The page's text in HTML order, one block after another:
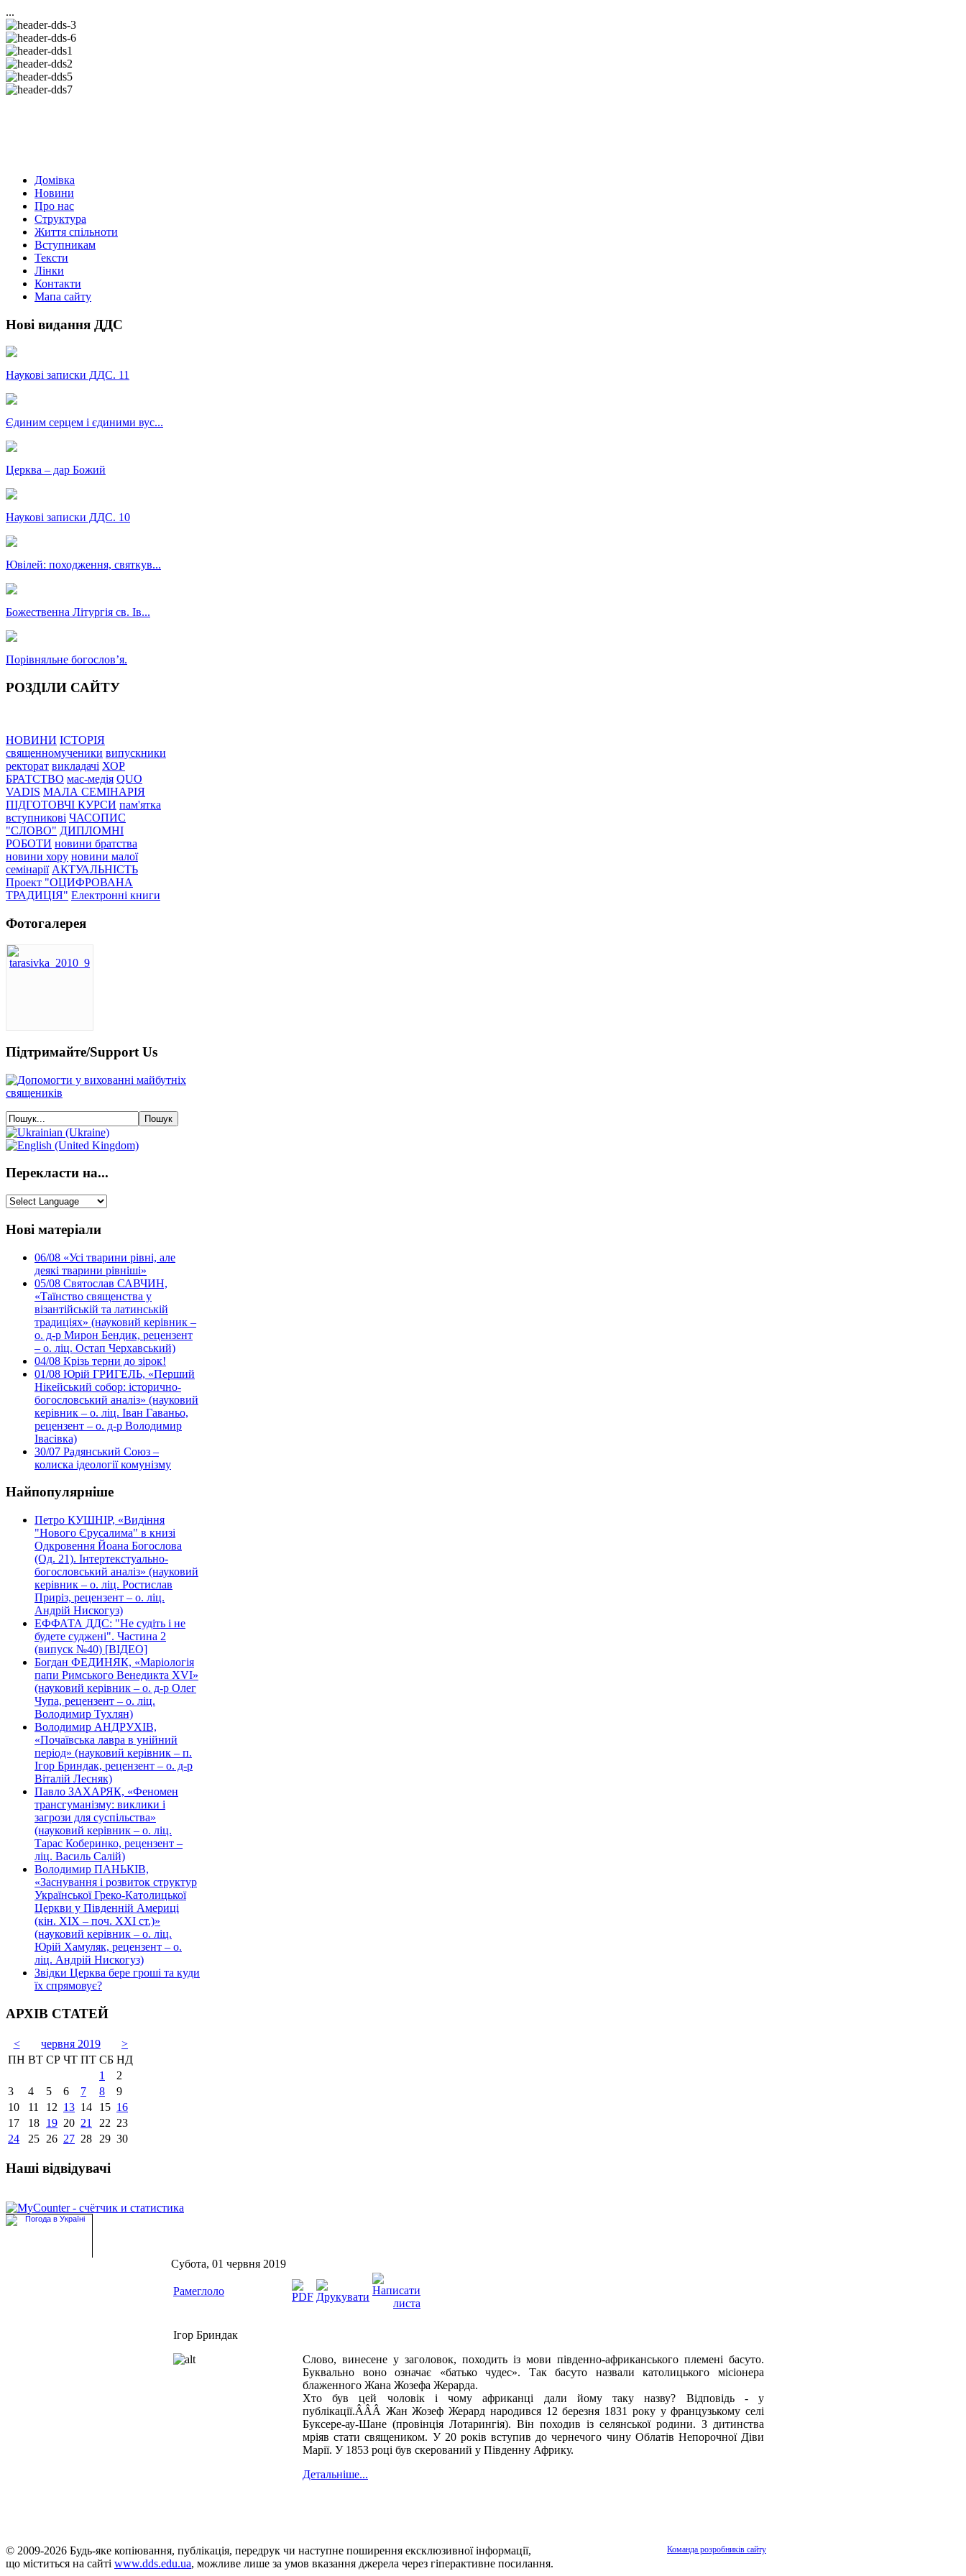
...
Домівка
Новини
Про нас
Структура
Життя спільноти
Вступникам
Тексти
Лінки
Контакти
Мапа сайту
Нові видання ДДС
Наукові записки ДДС. 11
Єдиним серцем і єдиними вус...
Церква – дар Божий
Наукові записки ДДС. 10
Ювілей: походження, святкув...
Божественна Літургія св. Ів...
Порівняльне богословʼя.
РОЗДІЛИ САЙТУ
НОВИНИ ІСТОРІЯ
священномученики випускники
ректорат викладачі ХОР
БРАТСТВО мас-медія QUO
VADIS МАЛА СЕМІНАРІЯ
ПІДГОТОВЧІ КУРСИ пам'ятка
вступникові ЧАСОПИС
"СЛОВО" ДИПЛОМНІ
РОБОТИ новини братства
новини хору новини малої
семінарії АКТУАЛЬНІСТЬ
Проект "ОЦИФРОВАНА
ТРАДИЦІЯ" Електронні книги
Фотогалерея
Підтримайте/Support Us
Перекласти на...
Нові матеріали
06/08 «Усі тварини рівні, але
деякі тварини рівніші»
05/08 Святослав САВЧИН,
«Таїнство священства у
візантійській та латинській
традиціях» (науковий керівник –
о. д-р Мирон Бендик, рецензент
– о. ліц. Остап Черхавський)
04/08 Крізь терни до зірок!
01/08 Юрій ГРИГЕЛЬ, «Перший
Нікейський собор: історично-
богословський аналіз» (науковий
керівник – о. ліц. Іван Гаваньо,
рецензент – о. д-р Володимир
Івасівка)
30/07 Радянський Союз –
колиска ідеології комунізму
Найпопулярніше
Петро КУШНІР, «Видіння
"Нового Єрусалима" в книзі
Одкровення Йоана Богослова
(Од. 21). Інтертекстуально-
богословський аналіз» (науковий
керівник – о. ліц. Ростислав
Приріз, рецензент – о. ліц.
Андрій Нискогуз)
ЕФФАТА ДДС: "Не судіть і не
будете суджені". Частина 2
(випуск №40) [ВІДЕО]
Богдан ФЕДИНЯК, «Маріологія
папи Римського Венедикта XVI»
(науковий керівник – о. д-р Олег
Чупа, рецензент – о. ліц.
Володимир Тухлян)
Володимир АНДРУХІВ,
«Почаївська лавра в унійний
період» (науковий керівник – п.
Ігор Бриндак, рецензент – о. д-р
Віталій Лесняк)
Павло ЗАХАРЯК, «Феномен
трансгуманізму: виклики і
загрози для суспільства»
(науковий керівник – о. ліц.
Тарас Коберинко, рецензент –
ліц. Василь Салій)
Володимир ПАНЬКІВ,
«Заснування і розвиток структур
Української Греко-Католицької
Церкви у Південній Америці
(кін. ХІХ – поч. ХХІ ст.)»
(науковий керівник – о. ліц.
Юрій Хамуляк, рецензент – о.
ліц. Андрій Нискогуз)
Звідки Церква бере гроші та куди
їх спрямовує?
АРХІВ СТАТЕЙ
< червня 2019
>
ПН ВТ СР ЧТ ПТ СБ НД
1
2
3
4 5 6 7 8
9
10
11 12 13 14 15 16
17
18 19 20 21 22 23
24
25 26 27 28 29 30
Наші відвідувачі
Субота, 01 червня 2019
Рамеглоло
Ігор Бриндак
Слово, винесене у заголовок, походить із мови південно-африканського племені басуто.
Буквально воно означає «батько чудес». Так басуто назвали католицького місіонера
блаженного Жана Жозефа Жерарда.
Хто був цей чоловік і чому африканці дали йому таку назву? Відповідь - у
публікації.ÂÂÂ Жан Жозеф Жерард народився 12 березня 1831 року у французькому селі
Буксере-ау-Шане (провінція Лотарингія). Він походив із селянської родини. З дитинства
мріяв стати священиком. У 20 років вступив до чернечого чину Облатів Непорочної Діви
Марії. У 1853 році був скерований у Південну Африку.
Детальніше...
Команда розробників сайту
© 2009-2026 Будь-яке копiювання, публiкацiя, передрук чи наступне поширення ексклюзивної iнформацiї,
що мiститься на сайті www.dds.edu.ua, можливе лише за умов вказання джерела через гіперактивне посилання.